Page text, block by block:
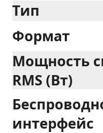
Тип
Формат
Мощность
RMS (Вт)
интерфейс